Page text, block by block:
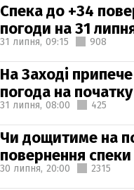
Спека до +34
погоди на 31
31 липня, 09:15 908
На Заході
погода на
31 липня, 08:00 425
Чи дощитиме на
повернення спеки
30 липня, 20:00 2315